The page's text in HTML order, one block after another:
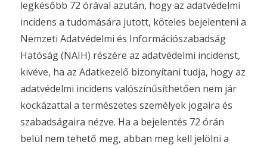
legkésőbb 72 órával azután, hogy az adatvédelmi
incidens a tudomására jutott, köteles bejelenteni a
Nemzeti Adatvédelmi és Információszabadság
Hatóság (NAIH) részére az adatvédelmi incidenst,
kivéve, ha az Adatkezelő bizonyítani tudja, hogy az
adatvédelmi incidens valószínűsíthetően nem jár
kockázattal a természetes személyek jogaira és
szabadságaira nézve. Ha a bejelentés 72 órán
belül nem tehető meg, abban meg kell jelölni a